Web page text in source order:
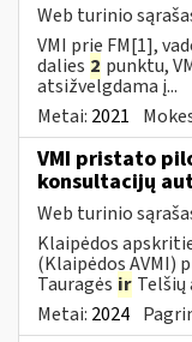
Web turinio
VMI prie FM[1],
dalies 2 punktu,
atsižvelgdama į...
Metai: 2021
VMI pristato
konsultacijų
Web turinio
Klaipėdos
(Klaipėdos AVMI)
Tauragės ir Telšių
Metai: 2024